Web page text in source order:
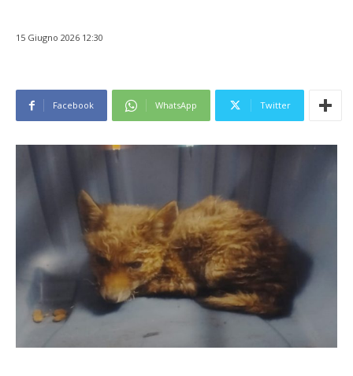
15 Giugno 2026 12:30
Facebook WhatsApp Twitter